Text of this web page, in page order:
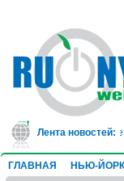
Лента новостей:
в тюрьму на 10
ГЛАВНАЯ НЬЮ-ЙОРК